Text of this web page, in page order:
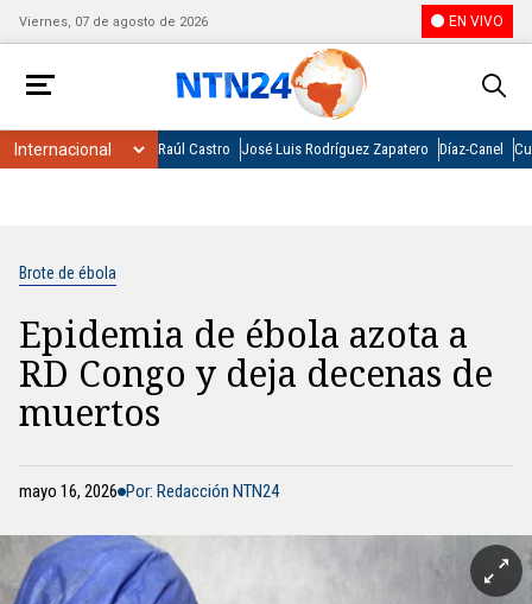
Viernes, 07 de agosto de 2026 EN VIVO
Raúl Castro José Luis Rodríguez Zapatero Díaz-Canel
Brote de ébola
Epidemia de ébola azota a
RD Congo y deja decenas de
muertos
mayo 16, 2026 Por: Redacción NTN24